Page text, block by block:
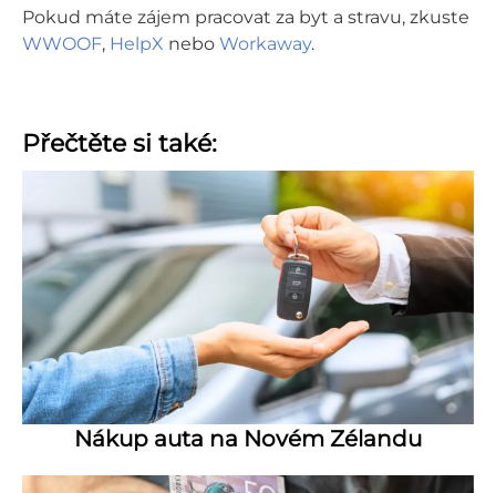
Pokud máte zájem pracovat za byt a stravu, zkuste
WWOOF, HelpX nebo Workaway.
Přečtěte si také:
Nákup auta na Novém Zélandu